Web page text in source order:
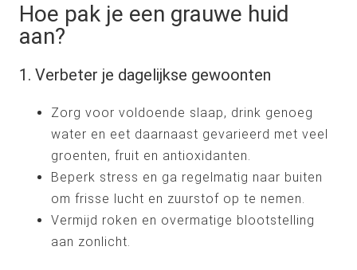
Hoe pak je een grauwe huid
aan?
1. Verbeter je dagelijkse gewoonten
Zorg voor voldoende slaap, drink genoeg
water en eet daarnaast gevarieerd met veel
groenten, fruit en antioxidanten.
Beperk stress en ga regelmatig naar buiten
om frisse lucht en zuurstof op te nemen.
Vermijd roken en overmatige blootstelling
aan zonlicht.